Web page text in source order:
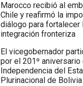
Marocco recibió al
Chile y reafirmó la
diálogo para fortalecer
integración fronteriza
El vicegobernador
por el 201º aniversario
Independencia del
Plurinacional de Bolivia